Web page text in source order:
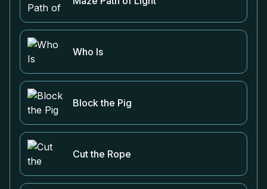
Who Is
Block the Pig
Cut the Rope